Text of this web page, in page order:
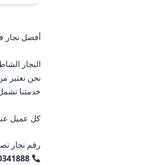
أفضل نجار
النجار
نحن نعتبر
خدمتنا
كل عميل
رقم نجار
– 50341999